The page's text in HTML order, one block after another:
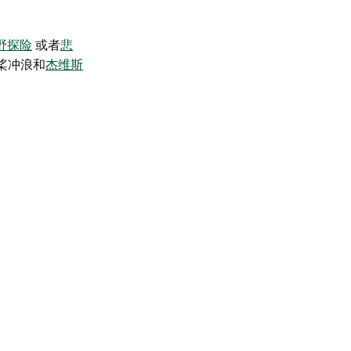
探险或者悲
冲浪和杰维斯